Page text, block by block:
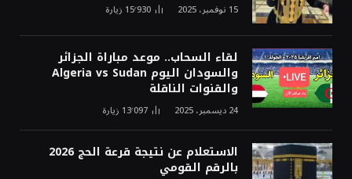
15 نوفمبر، 2025 15٬930 زيارة
لقاء السحاب.. موعد مباراة الجزائر
والسودان اليوم Algeria vs Sudan
والقنوات الناقلة
24 ديسمبر، 2025 13٬097 زيارة
الاستعلام عن نتيجة قرعة الحج 2026
بالرقم القومي